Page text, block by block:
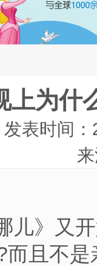
上为什
发表时间
》又
且不